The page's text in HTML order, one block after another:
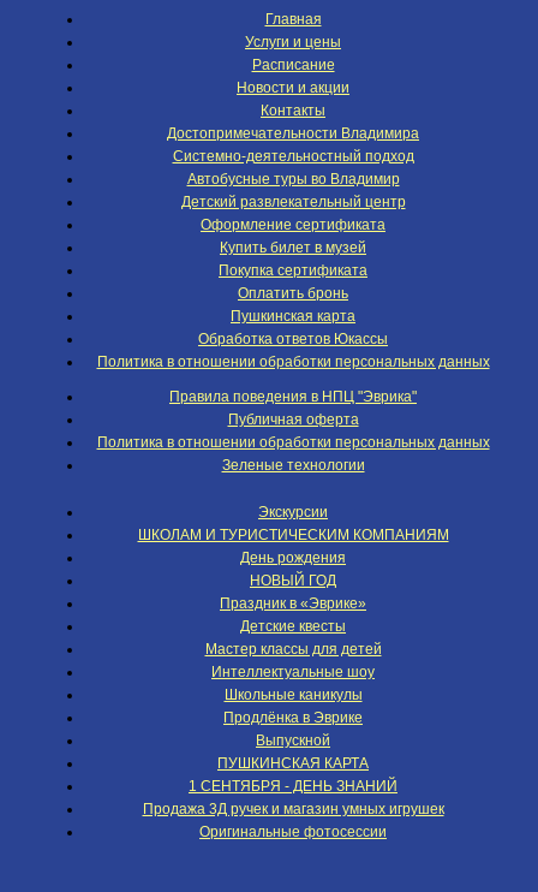
Главная
Услуги и цены
Расписание
Новости и акции
Контакты
Достопримечательности Владимира
Системно-деятельностный подход
Автобусные туры во Владимир
Детский развлекательный центр
Оформление сертификата
Купить билет в музей
Покупка сертификата
Оплатить бронь
Пушкинская карта
Обработка ответов Юкассы
Политика в отношении обработки персональных данных
Правила поведения в НПЦ "Эврика"
Публичная оферта
Политика в отношении обработки персональных данных
Зеленые технологии
Экскурсии
ШКОЛАМ И ТУРИСТИЧЕСКИМ КОМПАНИЯМ
День рождения
НОВЫЙ ГОД
Праздник в «Эврике»
Детские квесты
Мастер классы для детей
Интеллектуальные шоу
Школьные каникулы
Продлёнка в Эврике
Выпускной
ПУШКИНСКАЯ КАРТА
1 СЕНТЯБРЯ - ДЕНЬ ЗНАНИЙ
Продажа 3Д ручек и магазин умных игрушек
Оригинальные фотосессии